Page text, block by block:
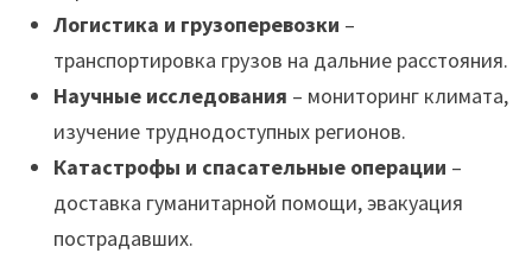
Логистика и грузоперевозки –
транспортировка грузов на дальние расстояния.
Научные исследования – мониторинг климата,
изучение труднодоступных регионов.
Катастрофы и спасательные операции –
доставка гуманитарной помощи, эвакуация
пострадавших.